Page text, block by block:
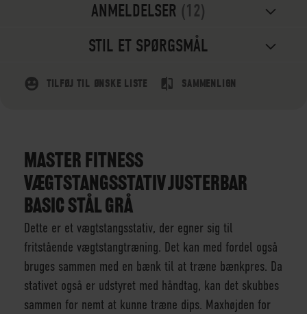
ANMELDELSER 12
STIL ET SPØRGSMÅL
TILFØJ TIL ØNSKE LISTE SAMMENLIGN
MASTER FITNESS
VÆGTSTANGSSTATIV JUSTERBAR
BASIC STÅL GRÅ
Dette er et vægtstangsstativ, der egner sig til
fritstående vægtstangtræning. Det kan med fordel også
bruges sammen med en bænk til at træne bænkpres. Da
stativet også er udstyret med håndtag, kan det skubbes
sammen for nemt at kunne træne dips. Maxhøjden for